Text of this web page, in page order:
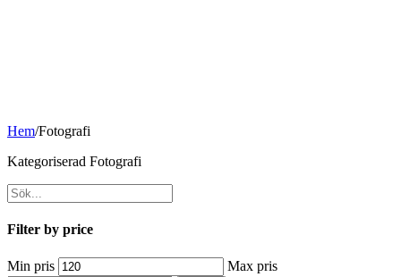
Hem/Fotografi
Kategoriserad Fotografi
Filter by price
Min pris Max pris